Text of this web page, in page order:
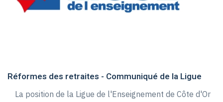
Réformes des retraites - Communiqué de la Ligue
La position de la Ligue de l'Enseignement de Côte d'Or